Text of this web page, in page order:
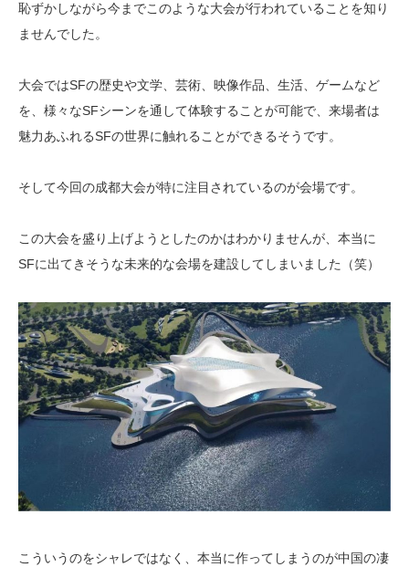
恥ずかしながら今までこのような大会が行われていることを知り
ませんでした。
大会ではSFの歴史や文学、芸術、映像作品、生活、ゲームなど
を、様々なSFシーンを通して体験することが可能で、来場者は
魅力あふれるSFの世界に触れることができるそうです。
そして今回の成都大会が特に注目されているのが会場です。
この大会を盛り上げようとしたのかはわかりませんが、本当に
SFに出てきそうな未来的な会場を建設してしまいました（笑）
こういうのをシャレではなく、本当に作ってしまうのが中国の凄